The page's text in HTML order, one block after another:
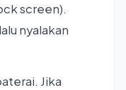
screen).
nyalakan
Jika